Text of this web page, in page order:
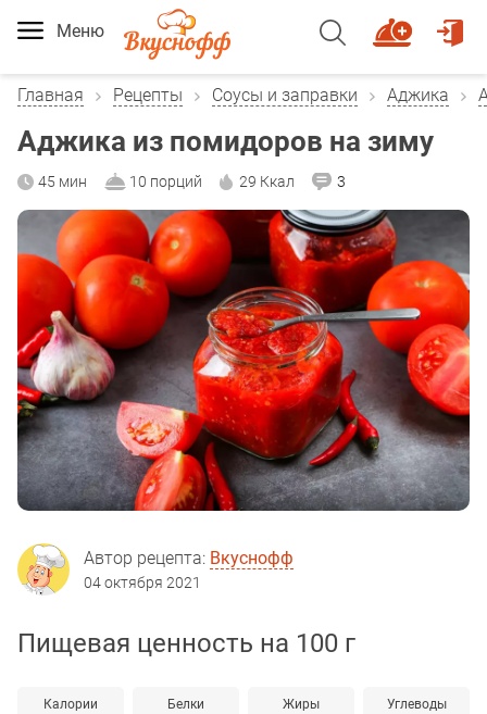
Меню
Главная Рецепты Соусы и заправки Аджика
Аджика из помидоров на зиму
45 мин 10 порций 29 Ккал 3
Автор рецепта: Вкуснофф
04 октября 2021
Пищевая ценность на 100 г
Калории Белки Жиры Углеводы